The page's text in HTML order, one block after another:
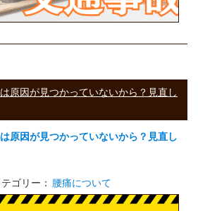
原因が見つかっていないから？見直し
原因が見つかっていないから？見直し
ゴリー： 腰痛について